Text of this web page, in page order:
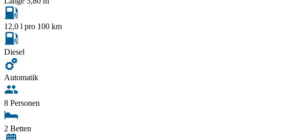
12,0 l pro 100 km
Diesel
Automatik
8 Personen
2 Betten